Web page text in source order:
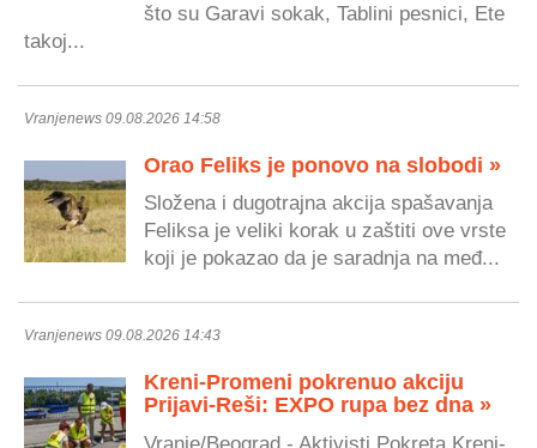
što su Garavi sokak, Tablini pesnici, Ete
takoj...
Vranjenews 09.08.2026 14:58
Orao Feliks je ponovo na slobodi »
Složena i dugotrajna akcija spašavanja
Feliksa je veliki korak u zaštiti ove vrste
koji je pokazao da je saradnja na međ...
Vranjenews 09.08.2026 14:43
Kreni-Promeni pokrenuo akciju
Prijavi-Reši: EXPO rupa bez dna »
Vranje/Beograd - Aktivisti Pokreta Kreni-